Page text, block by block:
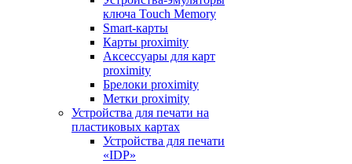
ключа Touch Memory
Smart-карты
Карты proximity
Аксессуары для карт
proximitу
Брелоки proximity
Метки proximity
Устройства для печати на
пластиковых картах
Устройства для печати
«IDP»